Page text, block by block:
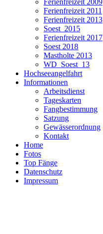
Ferienfreizeit 2009
Ferienfreizeit 2011
Ferienfreizeit 2013
Soest_2015
Ferienfreizeit 2017
Soest 2018
Mastholte 2013
WD_Soest_13
Hochseeangelfahrt
Informationen
Arbeitsdienst
Tageskarten
Fangbestimmung
Satzung
Gewässerordnung
Kontakt
Home
Fotos
Top Fänge
Datenschutz
Impressum